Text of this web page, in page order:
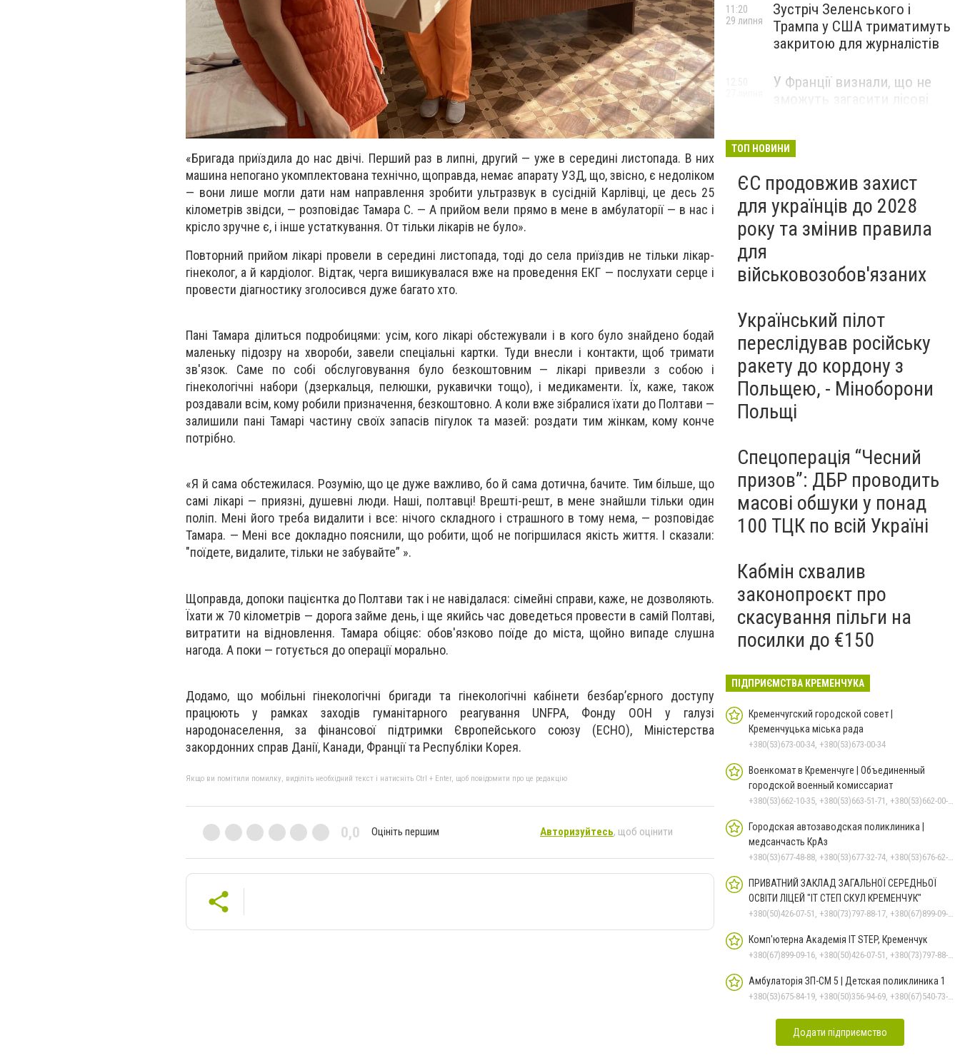
«Бригада приїздила до нас двічі. Перший раз в липні, другий — уже в середині листопада. В них
машина непогано укомплектована технічно, щоправда, немає апарату УЗД, що, звісно, є недоліком
— вони лише могли дати нам направлення зробити ультразвук в сусідній Карлівці, це десь 25
кілометрів звідси, — розповідає Тамара С. — А прийом вели прямо в мене в амбулаторії — в нас і
крісло зручне є, і інше устаткування. От тільки лікарів не було».
Повторний прийом лікарі провели в середині листопада, тоді до села приїздив не тільки лікар-
гінеколог, а й кардіолог. Відтак, черга вишикувалася вже на проведення ЕКГ — послухати серце і
провести діагностику зголосився дуже багато хто.
Пані Тамара ділиться подробицями: усім, кого лікарі обстежували і в кого було знайдено бодай
маленьку підозру на хвороби, завели спеціальні картки. Туди внесли і контакти, щоб тримати
зв'язок. Саме по собі обслуговування було безкоштовним — лікарі привезли з собою і
гінекологічні набори (дзеркальця, пелюшки, рукавички тощо), і медикаменти. Їх, каже, також
роздавали всім, кому робили призначення, безкоштовно. А коли вже зібралися їхати до Полтави —
залишили пані Тамарі частину своїх запасів пігулок та мазей: роздати тим жінкам, кому конче
потрібно.
«Я й сама обстежилася. Розумію, що це дуже важливо, бо й сама дотична, бачите. Тим більше, що
самі лікарі — приязні, душевні люди. Наші, полтавці! Врешті-решт, в мене знайшли тільки один
поліп. Мені його треба видалити і все: нічого складного і страшного в тому нема, — розповідає
Тамара. — Мені все докладно пояснили, що робити, щоб не погіршилася якість життя. І сказали:
"поїдете, видалите, тільки не забувайте” ».
Щоправда, допоки пацієнтка до Полтави так і не навідалася: сімейні справи, каже, не дозволяють.
Їхати ж 70 кілометрів — дорога займе день, і ще якийсь час доведеться провести в самій Полтаві,
витратити на відновлення. Тамара обіцяє: обов'язково поїде до міста, щойно випаде слушна
нагода. А поки — готується до операції морально.
Додамо, що мобільні гінекологічні бригади та гінекологічні кабінети безбарʼєрного доступу
працюють у рамках заходів гуманітарного реагування UNFPA, Фонду ООН у галузі
народонаселення, за фінансової підтримки Європейського союзу (ЕСНО), Міністерства
закордонних справ Данії, Канади, Франції та Республіки Корея.
Якщо ви помітили помилку, виділіть необхідний текст і натисніть Ctrl + Enter, щоб повідомити про це редакцію
0,0 Оцініть першим Авторизуйтесь, щоб оцінити
Зустріч Зеленського і
Трампа у США триматимуть
закритою для журналістів
11:20
29 липня
У Франції визнали, що не
ТОП НОВИНИ
ЄС продовжив захист
для українців до 2028
року та змінив правила
для
військовозобов'язаних
Український пілот
переслідував російську
ракету до кордону з
Польщею, - Міноборони
Польщі
Спецоперація “Чесний
призов”: ДБР проводить
масові обшуки у понад
100 ТЦК по всій Україні
Кабмін схвалив
законопроєкт про
скасування пільги на
посилки до €150
ПІДПРИЄМСТВА КРЕМЕНЧУКА
Кременчугский городской совет |
Кременчуцька міська рада
+380(53)673-00-34, +380(53)673-00-34
Военкомат в Кременчуге | Объединенный
городской военный комиссариат
+380(53)662-10-35, +380(53)663-51-71, +380(53)662-00-54
Городская автозаводская поликлиника |
медсанчасть КрАз
+380(53)677-48-88, +380(53)677-32-74, +380(53)676-62-99, +380536766187
ПРИВАТНИЙ ЗАКЛАД ЗАГАЛЬНОЇ СЕРЕДНЬОЇ
ОСВІТИ ЛІЦЕЙ "ІТ СТЕП СКУЛ КРЕМЕНЧУК"
+380(50)426-07-51, +380(73)797-88-17, +380(67)899-09-16
Комп'ютерна Академія IT STEP, Кременчук
+380(67)899-09-16, +380(50)426-07-51, +380(73)797-88-17
Амбулаторія ЗП-СМ 5 | Детская поликлиника 1
+380(53)675-84-19, +380(50)356-94-69, +380(67)540-73-87
Додати підприємство